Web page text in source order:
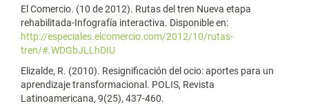
El Comercio. (10 de 2012). Rutas del tren Nueva etapa
rehabilitada-Infografía interactiva. Disponible en:
http://especiales.elcomercio.com/2012/10/rutas-
tren/#.WDGbJLLhDIU
Elizalde, R. (2010). Resignificación del ocio: aportes para un
aprendizaje transformacional. POLIS, Revista
Latinoamericana, 9(25), 437-460.